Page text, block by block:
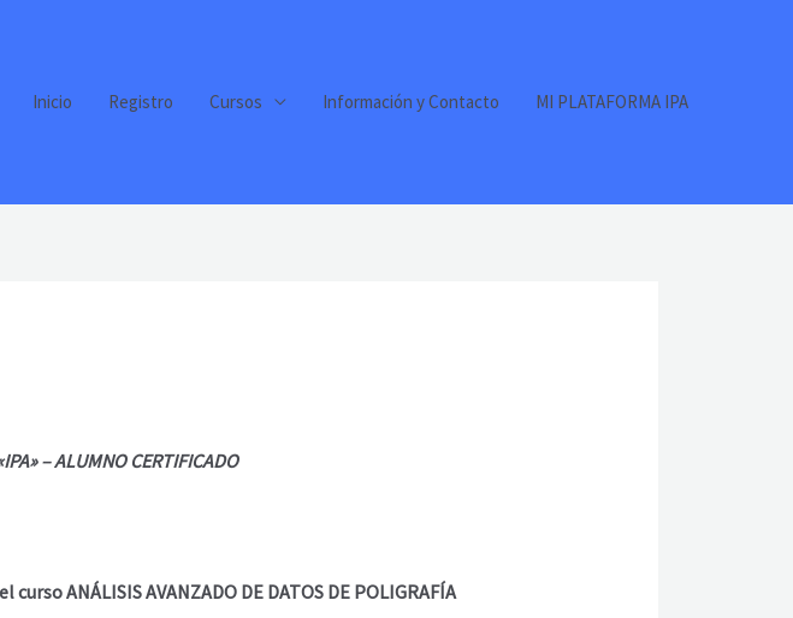
Inicio Registro Cursos Información y Contacto MI PLATAFORMA IPA
– ALUMNO CERTIFICADO
ANÁLISIS AVANZADO DE DATOS DE POLIGRAFÍA